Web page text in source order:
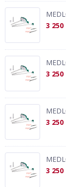
3 250
3 250
3 250
3 250